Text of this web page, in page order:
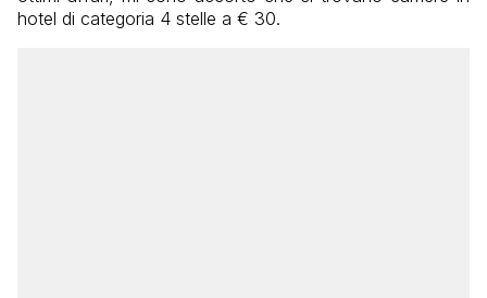
hotel di categoria 4 stelle a € 30.